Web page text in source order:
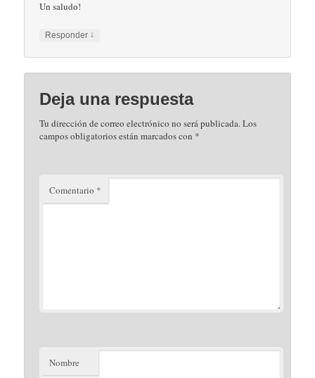
Un saludo!
Responder ↓
Deja una respuesta
Tu dirección de correo electrónico no será publicada. Los
campos obligatorios están marcados con *
Comentario *
Nombre